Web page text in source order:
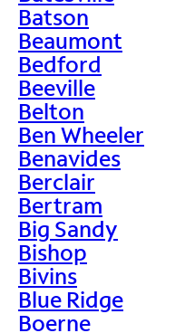
Batson
Beaumont
Bedford
Beeville
Belton
Ben Wheeler
Benavides
Berclair
Bertram
Big Sandy
Bishop
Bivins
Blue Ridge
Boerne